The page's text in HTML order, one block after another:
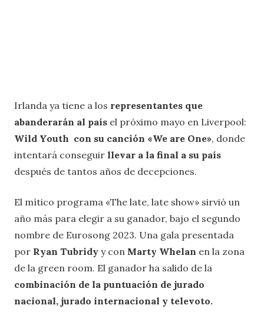
Irlanda ya tiene a los representantes que
abanderarán al país el próximo mayo en Liverpool:
Wild Youth con su canción «We are One», donde
intentará conseguir llevar a la final a su país
después de tantos años de decepciones.
El mítico programa «The late, late show» sirvió un
año más para elegir a su ganador, bajo el segundo
nombre de Eurosong 2023. Una gala presentada
por Ryan Tubridy y con Marty Whelan en la zona
de la green room. El ganador ha salido de la
combinación de la puntuación de jurado
nacional, jurado internacional y televoto.